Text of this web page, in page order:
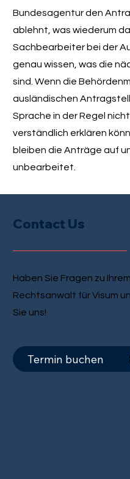
Bundesagentur den
ablehnt, was wiederum
Sachbearbeiter bei der
genau wissen, was die
sind. Wenn die
ausländischen
Sprache in der Regel
verständlich erklären
bleiben die Anträge auf
unbearbeitet.
Contact Us
Haben Sie Fragen zu
Rechtsanwalt für Visum
Sie uns!
Termin buchen